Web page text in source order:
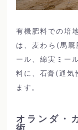
有機肥料での培
は、麦わら(馬厩
ール、綿実ミー
料に、石膏(通気
ます。
オランダ・
術